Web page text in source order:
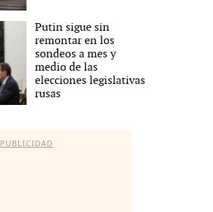
Putin sigue sin
remontar en los
sondeos a mes y
medio de las
elecciones legislativas
rusas
PUBLICIDAD